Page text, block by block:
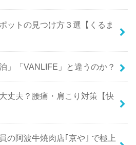
ットの見つけ方３選【くるま
」「VANLIFE」と違うのか？
丈夫？腰痛・肩こり対策【快
の阿波牛焼肉店｢京や｣ で極上